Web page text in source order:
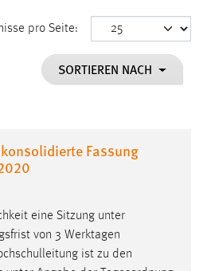
pro Seite:
SORTIEREN NACH
Fassung
eine Sitzung unter
von 3 Werktagen
ist zu den
die ausgewählten Einverständnis-
wird in diesem Cookie
ist.